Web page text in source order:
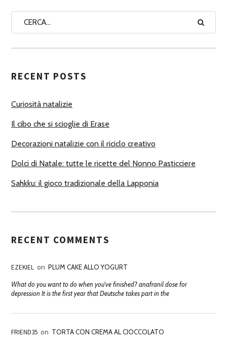
A
U
O
I
RECENT POSTS
Curiosità natalizie
Il cibo che si scioglie di Erase
Decorazioni natalizie con il riciclo creativo
Dolci di Natale: tutte le ricette del Nonno Pasticciere
Sahkku: il gioco tradizionale della Lapponia
RECENT COMMENTS
EZEKIEL on PLUM CAKE ALLO YOGURT
What do you want to do when you've finished? anafranil dose for
depression It is the first year that Deutsche takes part in the
FRIEND35 on TORTA CON CREMA AL CIOCCOLATO